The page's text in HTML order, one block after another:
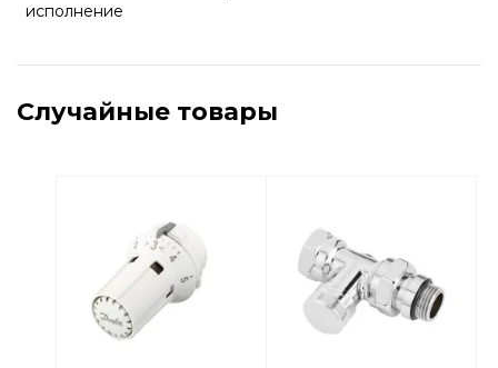
исполнение
Случайные товары